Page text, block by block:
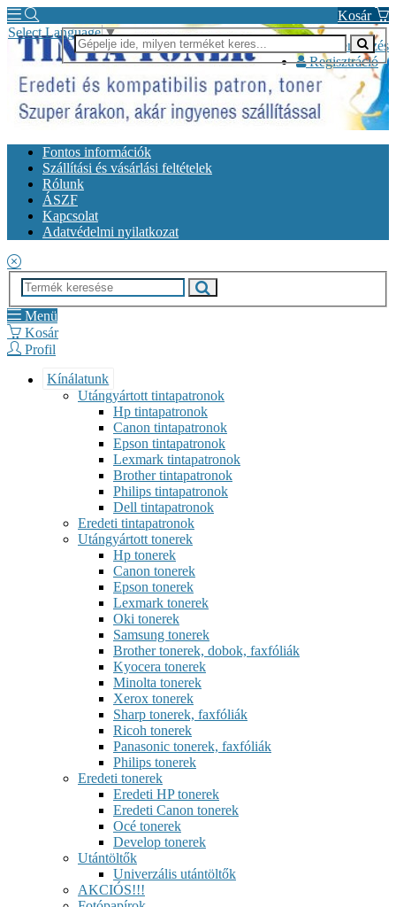
Kosár
Bejelentkezés
Regisztráció
Select Language▼
Fontos információk
Szállítási és vásárlási feltételek
Rólunk
ÁSZF
Kapcsolat
Adatvédelmi nyilatkozat
Menü
Kosár
Profil
Kínálatunk
Utángyártott tintapatronok
Hp tintapatronok
Canon tintapatronok
Epson tintapatronok
Lexmark tintapatronok
Brother tintapatronok
Philips tintapatronok
Dell tintapatronok
Eredeti tintapatronok
Utángyártott tonerek
Hp tonerek
Canon tonerek
Epson tonerek
Lexmark tonerek
Oki tonerek
Samsung tonerek
Brother tonerek, dobok, faxfóliák
Kyocera tonerek
Minolta tonerek
Xerox tonerek
Sharp tonerek, faxfóliák
Ricoh tonerek
Panasonic tonerek, faxfóliák
Philips tonerek
Eredeti tonerek
Eredeti HP tonerek
Eredeti Canon tonerek
Océ tonerek
Develop tonerek
Utántöltők
Univerzális utántöltők
AKCIÓS!!!